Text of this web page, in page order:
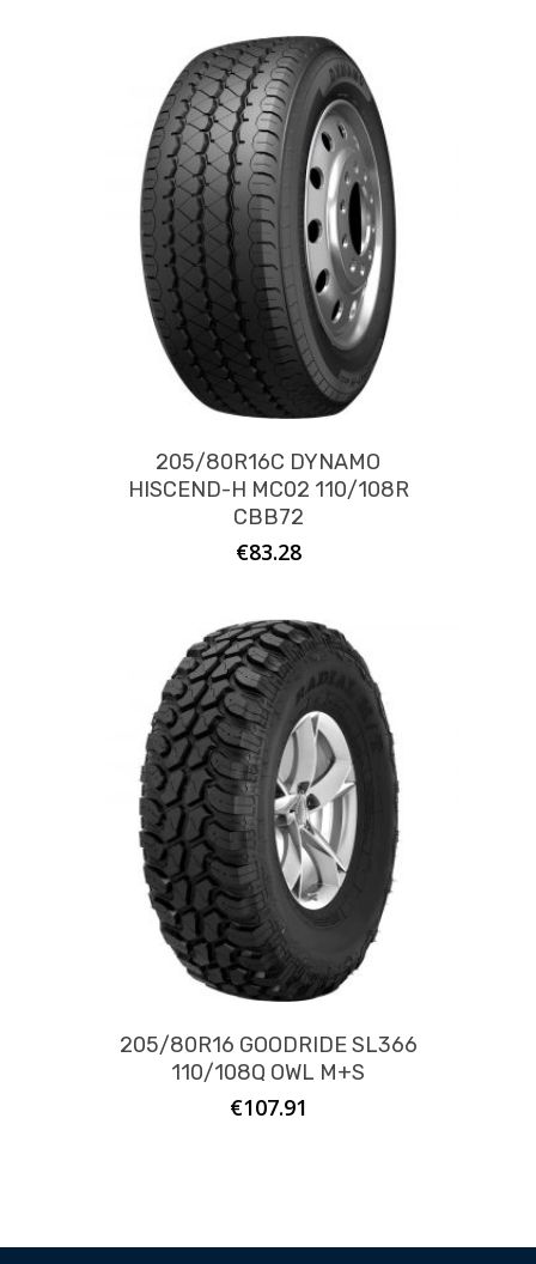
205/80R16C DYNAMO
HISCEND-H MC02 110/108R
CBB72
€83.28
205/80R16 GOODRIDE SL366
110/108Q OWL M+S
€107.91